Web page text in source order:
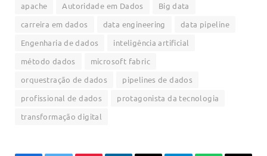
apache Autoridade em Dados
Big data
carreira em dados
data engineering
data pipeline
Engenharia de dados
inteligência artificial
método dados
microsoft fabric
orquestração de dados
pipelines de dados
profissional de dados
protagonista da tecnologia
transformação digital